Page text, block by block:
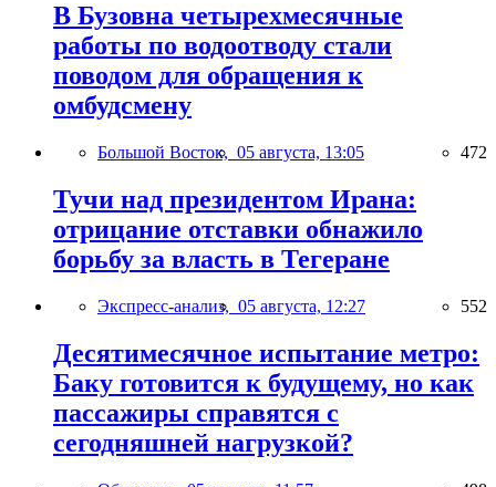
В Бузовна четырехмесячные
работы по водоотводу стали
поводом для обращения к
омбудсмену
Большой Восток, 05 августа, 13:05 472
Тучи над президентом Ирана:
отрицание отставки обнажило
борьбу за власть в Тегеране
Экспресс-анализ, 05 августа, 12:27 552
Десятимесячное испытание метро:
Баку готовится к будущему, но как
пассажиры справятся с
сегодняшней нагрузкой?